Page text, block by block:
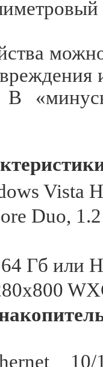
В
Vista
Duo,
Гб или